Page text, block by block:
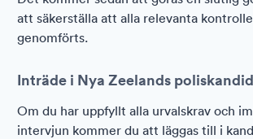
att säkerställa att alla relevanta
genomförts.
Inträde i Nya Zeelands
Om du har uppfyllt alla urvalskrav och
intervjun kommer du att läggas till i